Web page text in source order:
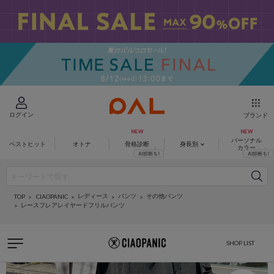
ログイン ブランド
ベストヒット オトナ 骨格診断 身長別
パーソナル
カラー
TOP CIAOPANIC レディース パンツ
その他パンツ
レースフレアレイヤードフリルパンツ
SHOP LIST